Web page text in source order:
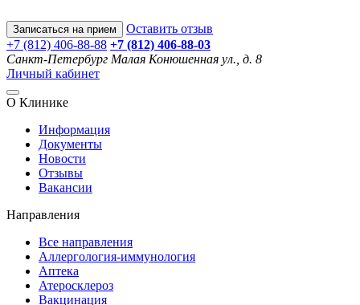
Записаться на прием
Оставить отзыв
+7 (812) 406-88-88 +7 (812) 406-88-03
Санкт-Петербург Малая Конюшенная ул., д. 8
Личный кабинет
О Клинике
Информация
Документы
Новости
Отзывы
Вакансии
Направления
Все направления
Аллергология-иммунология
Аптека
Атеросклероз
Вакцинация